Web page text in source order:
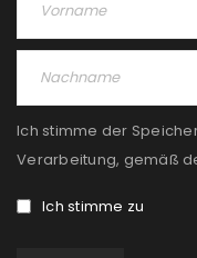
Ich stimme der
Verarbeitung, gemäß
Ich stimme zu